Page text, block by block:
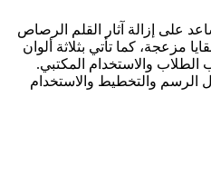
على إزالة آثار القلم الرصاص
مزعجة، كما تأتي بثلاثة ألوان
والاستخدام المكتبي.
الرسم والتخطيط والاستخدام